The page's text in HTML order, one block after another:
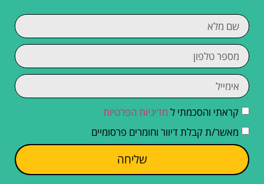
קראתי והסכמתי ל מדיניות הפרטיות
מאשר/ת קבלת דיוור וחומרים פרסומיים
שליחה